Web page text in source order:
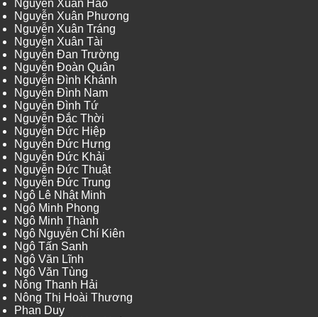
Nguyễn Xuân Hảo
Nguyễn Xuân Phương
Nguyễn Xuân Tráng
Nguyễn Xuân Tài
Nguyễn Đan Trường
Nguyễn Đoàn Quân
Nguyễn Đình Khánh
Nguyễn Đình Nam
Nguyễn Đình Tứ
Nguyễn Đắc Thời
Nguyễn Đức Hiệp
Nguyễn Đức Hưng
Nguyễn Đức Khải
Nguyễn Đức Thuật
Nguyễn Đức Trung
Ngô Lê Nhật Minh
Ngô Minh Phong
Ngô Minh Thành
Ngô Nguyễn Chí Kiên
Ngô Tấn Sanh
Ngô Văn Lĩnh
Ngô Văn Tùng
Nông Thanh Hải
Nông Thị Hoài Thương
Phan Duy